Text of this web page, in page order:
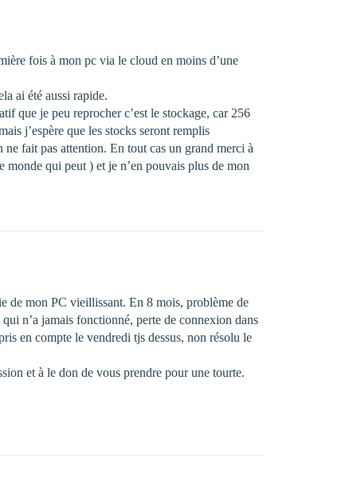
fois à mon pc via le cloud en moins d’une
ai été aussi rapide.
que je peu reprocher c’est le stockage, car 256
j’espère que les stocks seront remplis
fait pas attention. En tout cas un grand merci à
monde qui peut ) et je n’en pouvais plus de mon
de mon PC vieillissant. En 8 mois, problème de
n’a jamais fonctionné, perte de connexion dans
en compte le vendredi tjs dessus, non résolu le
et à le don de vous prendre pour une tourte.